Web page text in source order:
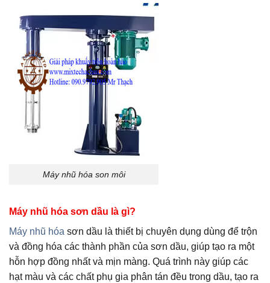
Máy nhũ hóa son môi
Máy nhũ hóa sơn dầu là gì?
Máy nhũ hóa sơn dầu là thiết bị chuyên dụng dùng để trộn
và đồng hóa các thành phần của sơn dầu, giúp tạo ra một
hỗn hợp đồng nhất và mịn màng. Quá trình này giúp các
hạt màu và các chất phụ gia phân tán đều trong dầu, tạo ra